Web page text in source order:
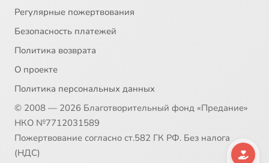
Регулярные пожертвования
Безопасность платежей
Политика возврата
О проекте
Политика персональных данных
© 2008 — 2026 Благотворительный фонд «Предание»
НКО №7712031589
Пожертвование согласно ст.582 ГК РФ. Без налога
(НДС)